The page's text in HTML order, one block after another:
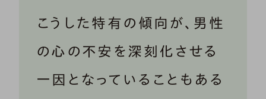
こうした特有の傾向が、男性
の心の不安を深刻化させる
一因となっていることもある